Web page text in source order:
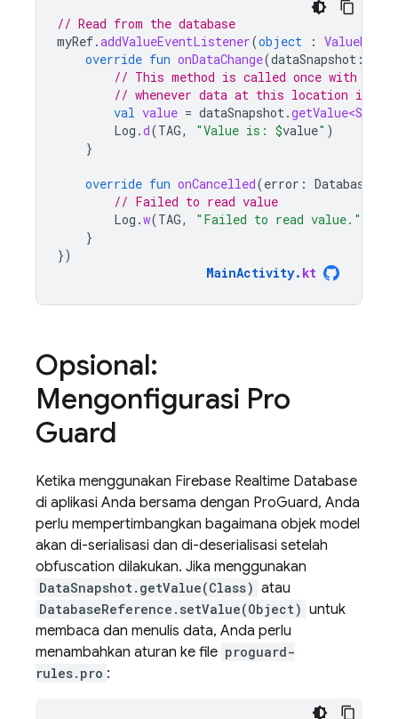
// Read from the database
myRef.addValueEventListener(object :
override fun onDataChange(dataSnapshot :
// This method is called once with the
// whenever data at this location is
val value = dataSnapshot.
Log .d(TAG, "Value is: $value" )
}
override fun onCancelled(error :
// Failed to read value
Log .w(TAG, "Failed to read value."
}
})
MainActivity. kt
Opsional:
Mengonfigurasi Pro
Guard
Ketika menggunakan Firebase Realtime Database
di aplikasi Anda bersama dengan ProGuard, Anda
perlu mempertimbangkan bagaimana objek model
akan di-serialisasi dan di-deserialisasi setelah
obfuscation dilakukan. Jika menggunakan
DataSnapshot.getValue(Class) atau
DatabaseReference.setValue(Object) untuk
membaca dan menulis data, Anda perlu
menambahkan aturan ke file proguard-
rules.pro :